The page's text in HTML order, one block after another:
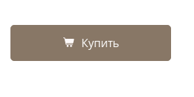
Купить